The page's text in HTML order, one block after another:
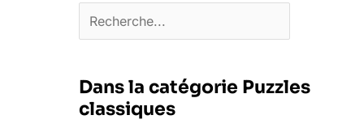
Dans la catégorie Puzzles
classiques